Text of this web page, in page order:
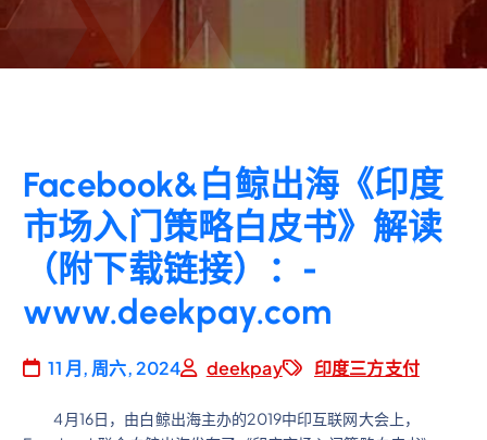
Facebook&白鲸出海《印度
市场入门策略白皮书》解读
（附下载链接）：-
www.deekpay.com
11 月, 周六, 2024 deekpay 印度三方支付
4月16日，由白鲸出海主办的2019中印互联网大会上，